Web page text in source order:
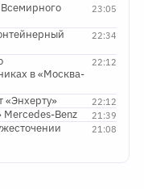
23:05
22:34
22:12
в «Москва-
22:12
21:39
Benz
21:08